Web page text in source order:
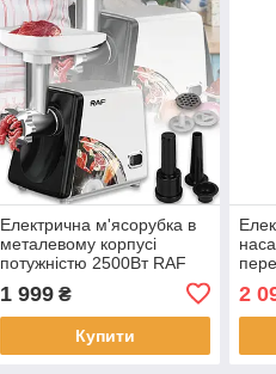
Електрична м'ясорубка в
металевому корпусі
потужністю 2500Вт RAF
1 999₴
Купити
2